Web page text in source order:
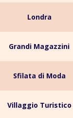
Londra
Grandi Magazzini
Sfilata di Moda
Villaggio Turistico